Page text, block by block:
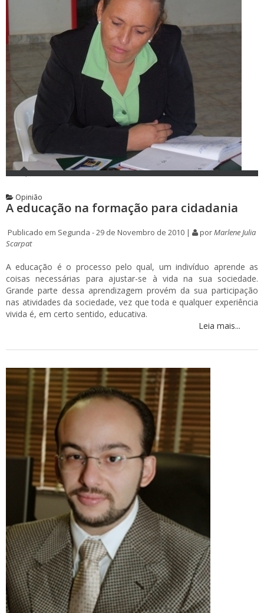
Opinião
A educação na formação para cidadania
Publicado em Segunda - 29 de Novembro de 2010 | porMarlene Julia
Scarpat
A educação é o processo pelo qual, um indivíduo aprende as
coisas necessárias para ajustar-se à vida na sua sociedade.
Grande parte dessa aprendizagem provém da sua participação
nas atividades da sociedade, vez que toda e qualquer experiência
vivida é, em certo sentido, educativa.
Leia mais...